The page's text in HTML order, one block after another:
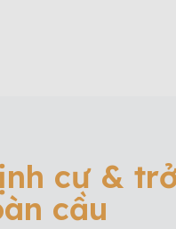
cư &
cầu